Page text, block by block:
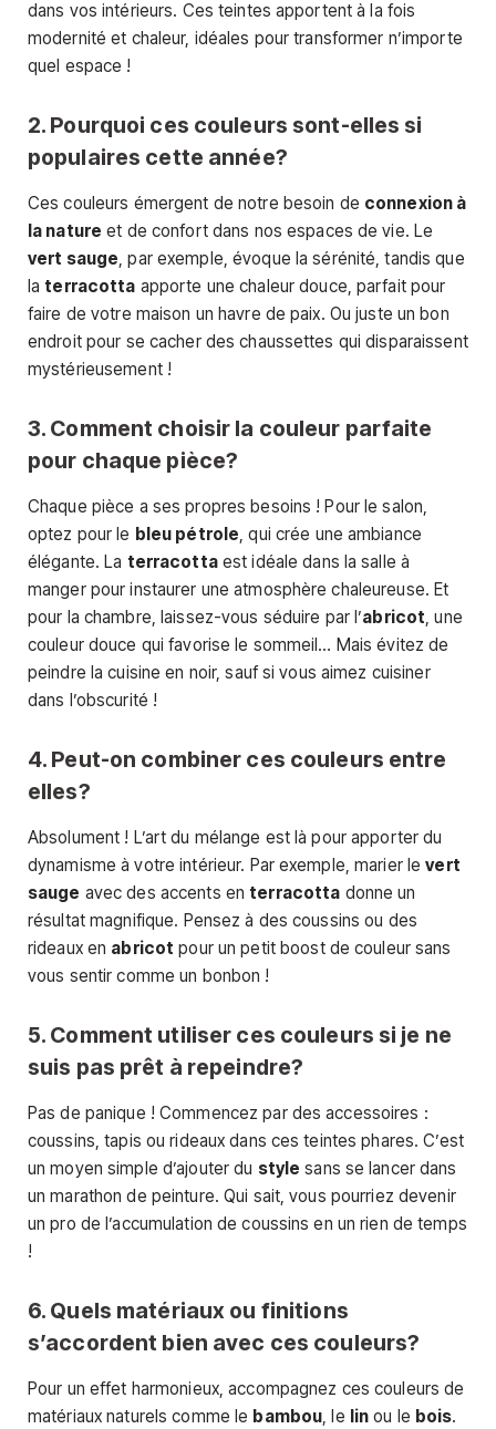
dans vos intérieurs. Ces teintes apportent à la fois
modernité et chaleur, idéales pour transformer n’importe
quel espace !
2. Pourquoi ces couleurs sont-elles si
populaires cette année?
Ces couleurs émergent de notre besoin de connexion à
la nature et de confort dans nos espaces de vie. Le
vert sauge, par exemple, évoque la sérénité, tandis que
laterracotta apporte une chaleur douce, parfait pour
faire de votre maison un havre de paix. Ou juste un bon
endroit pour se cacher des chaussettes qui disparaissent
mystérieusement !
3. Comment choisir la couleur parfaite
pour chaque pièce?
Chaque pièce a ses propres besoins ! Pour le salon,
optez pour le bleu pétrole, qui crée une ambiance
élégante. La terracottaest idéale dans la salle à
manger pour instaurer une atmosphère chaleureuse. Et
pour la chambre, laissez-vous séduire par l’abricot, une
couleur douce qui favorise le sommeil… Mais évitez de
peindre la cuisine en noir, sauf si vous aimez cuisiner
dans l’obscurité !
4. Peut-on combiner ces couleurs entre
elles?
Absolument ! L’art du mélange est là pour apporter du
dynamisme à votre intérieur. Par exemple, marier levert
sauge avec des accents enterracotta donne un
résultat magnifique. Pensez à des coussins ou des
rideaux en abricot pour un petit boost de couleur sans
vous sentir comme un bonbon !
5. Comment utiliser ces couleurs si je ne
suis pas prêt à repeindre?
Pas de panique ! Commencez par des accessoires :
coussins, tapis ou rideaux dans ces teintes phares. C’est
un moyen simple d’ajouter du style sans se lancer dans
un marathon de peinture. Qui sait, vous pourriez devenir
un pro de l’accumulation de coussins en un rien de temps
!
6. Quels matériaux ou finitions
s’accordent bien avec ces couleurs?
Pour un effet harmonieux, accompagnez ces couleurs de
matériaux naturels comme le bambou, le lin ou le bois.